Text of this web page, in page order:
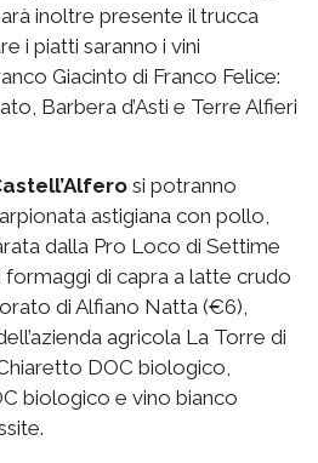
inoltre presente il trucca
i piatti saranno i vini
Giacinto di Franco Felice:
Barbera d’Asti e Terre Alfieri
si potranno
astigiana con pollo,
dalla Pro Loco di Settime
di capra a latte crudo
di Alfiano Natta (€6),
agricola La Torre di
DOC biologico,
biologico e vino bianco